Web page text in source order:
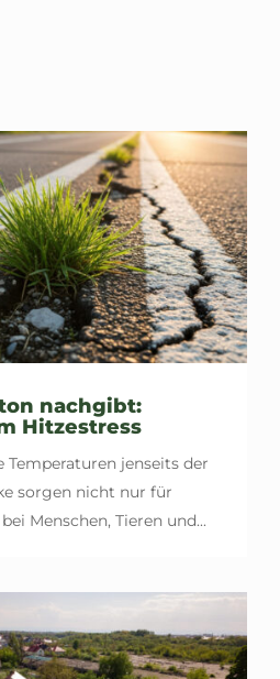
nachgibt:
Hitzestress
Temperaturen jenseits der
sorgen nicht nur für
Menschen, Tieren und...